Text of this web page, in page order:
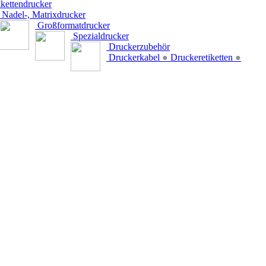
Nadel-, Matrixdrucker
Großformatdrucker
Spezialdrucker
Druckerzubehör
Druckerkabel ● Druckeretiketten ●